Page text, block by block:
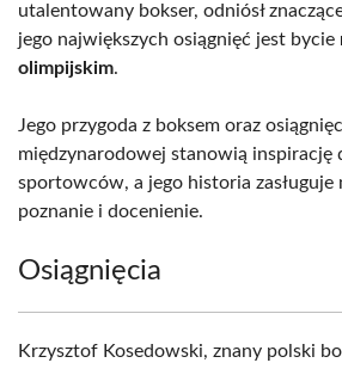
utalentowany bokser, odniósł
jego największych osiągnięć jest bycie
olimpijskim.
Jego przygoda z boksem oraz
międzynarodowej stanowią inspirację
sportowców, a jego historia zasługuje
poznanie i docenienie.
Osiągnięcia
Krzysztof Kosedowski, znany polski